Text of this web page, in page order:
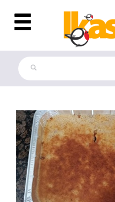
Saltar al contenido principal